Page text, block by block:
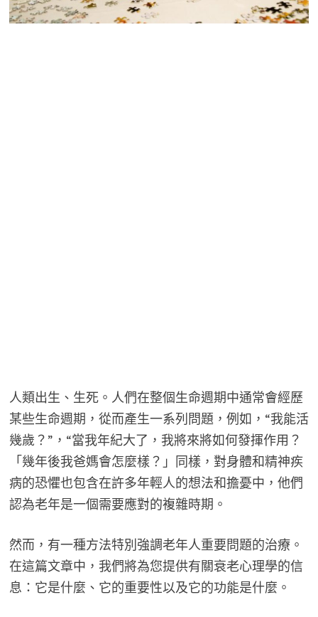
人類出生、生死。人們在整個生命週期中通常會經歷
某些生命週期，從而產生一系列問題，例如，“我能活
幾歲？”，“當我年紀大了，我將來將如何發揮作用？
「幾年後我爸媽會怎麼樣？」同樣，對身體和精神疾
病的恐懼也包含在許多年輕人的想法和擔憂中，他們
認為老年是一個需要應對的複雜時期。
然而，有一種方法特別強調老年人重要問題的治療。
在這篇文章中，我們將為您提供有關衰老心理學的信
息：它是什麼、它的重要性以及它的功能是什麼。